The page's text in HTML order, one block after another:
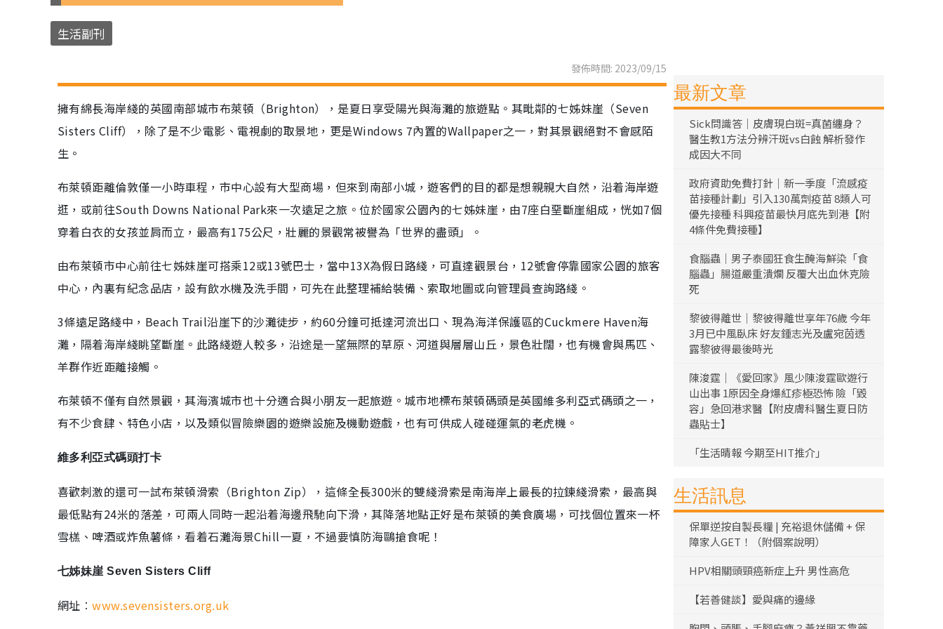
生活副刊
發佈時間: 2023/09/15
擁有綿長海岸綫的英國南部城市布萊頓（Brighton），是夏日享受陽光與海灘的旅遊點。其毗鄰的七姊妹崖（Seven
Sisters Cliff），除了是不少電影、電視劇的取景地，更是Windows 7內置的Wallpaper之一，對其景觀絕對不會感陌
生。
布萊頓距離倫敦僅一小時車程，市中心設有大型商場，但來到南部小城，遊客們的目的都是想親親大自然，沿着海岸遊
逛，或前往South Downs National Park來一次遠足之旅。位於國家公園內的七姊妹崖，由7座白堊斷崖組成，恍如7個
穿着白衣的女孩並肩而立，最高有175公尺，壯麗的景觀常被譽為「世界的盡頭」。
由布萊頓市中心前往七姊妹崖可搭乘12或13號巴士，當中13X為假日路綫，可直達觀景台，12號會停靠國家公園的旅客
中心，內裏有紀念品店，設有飲水機及洗手間，可先在此整理補給裝備、索取地圖或向管理員查詢路綫。
3條遠足路綫中，Beach Trail沿崖下的沙灘徒步，約60分鐘可抵達河流出口、現為海洋保護區的Cuckmere Haven海
灘，隔着海岸綫眺望斷崖。此路綫遊人較多，沿途是一望無際的草原、河道與層層山丘，景色壯闊，也有機會與馬匹、
羊群作近距離接觸。
布萊頓不僅有自然景觀，其海濱城市也十分適合與小朋友一起旅遊。城市地標布萊頓碼頭是英國維多利亞式碼頭之一，
有不少食肆、特色小店，以及類似冒險樂園的遊樂設施及機動遊戲，也有可供成人碰碰運氣的老虎機。
維多利亞式碼頭打卡
喜歡刺激的還可一試布萊頓滑索（Brighton Zip），這條全長300米的雙綫滑索是南海岸上最長的拉鍊綫滑索，最高與
最低點有24米的落差，可兩人同時一起沿着海邊飛馳向下滑，其降落地點正好是布萊頓的美食廣場，可找個位置來一杯
雪榚、啤酒或炸魚薯條，看着石灘海景Chill一夏，不過要慎防海鷗搶食呢！
七姊妹崖 Seven Sisters Cliff
網址︰www.sevensisters.org.uk
最新文章
Sick問識答｜皮膚現白斑=真菌纏身？
醫生教1方法分辨汗斑vs白蝕 解析發作
成因大不同
政府資助免費打針｜新一季度「流感疫
苗接種計劃」引入130萬劑疫苗 8類人可
優先接種 科興疫苗最快月底先到港【附
4條件免費接種】
食腦蟲｜男子泰國狂食生醃海鮮染「食
腦蟲」腸道嚴重潰爛 反覆大出血休克險
死
黎彼得離世｜黎彼得離世享年76歲 今年
3月已中風臥床 好友鍾志光及盧宛茵透
露黎彼得最後時光
陳浚霆｜《愛回家》風少陳浚霆歐遊行
山出事 1原因全身爆紅疹極恐怖 險「毀
容」急回港求醫【附皮膚科醫生夏日防
蟲貼士】
「生活晴報 今期至HIT推介」
生活訊息
保單逆按自製長糧 | 充裕退休儲備 + 保
障家人GET！（附個案說明）
HPV相關頭頸癌新症上升 男性高危
【若善健談】愛與痛的邊緣